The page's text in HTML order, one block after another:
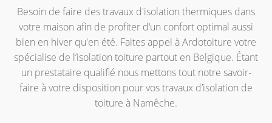
Besoin de faire des travaux d'isolation thermiques dans
votre maison afin de profiter d‘un confort optimal aussi
bien en hiver qu'en été. Faites appel à Ardotoiture votre
spécialise de l’isolation toiture partout en Belgique. Étant
un prestataire qualifié nous mettons tout notre savoir-
faire à votre disposition pour vos travaux d’isolation de
toiture à Namêche.